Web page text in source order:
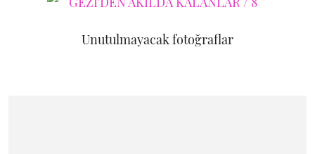
Unutulmayacak fotoğraflar